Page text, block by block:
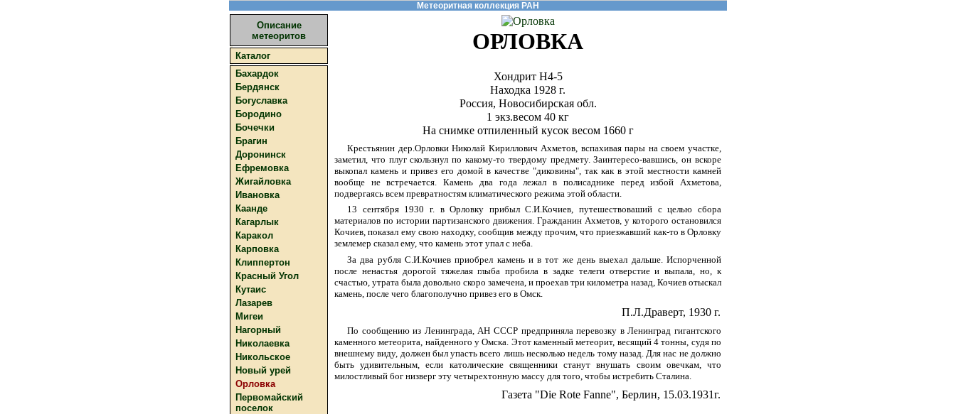
Метеоритная коллекция РАН
Описание
метеоритов
Каталог
Бахардок
Бердянск
Богуславка
Бородино
Бочечки
Брагин
Доронинск
Ефремовка
Жигайловка
Ивановка
Каанде
Кагарлык
Каракол
Карповка
Клиппертон
Красный Угол
Кутаис
Лазарев
Мигеи
Нагорный
Николаевка
Никольское
Новый урей
Орловка
Первомайский
поселок
ОРЛОВКА
Хондрит Н4-5
Находка 1928 г.
Россия, Новосибирская обл.
1 экз.весом 40 кг
На снимке отпиленный кусок весом 1660 г
Крестьянин дер.Орловки Николай Кириллович Ахметов, вспахивая пары на своем участке,
заметил, что плуг скользнул по какому-то твердому предмету. Заинтересо-вавшись, он вскоре
выкопал камень и привез его домой в качестве "диковины", так как в этой местности камней
вообще не встречается. Камень два года лежал в полисаднике перед избой Ахметова,
подвергаясь всем превратностям климатического режима этой области.
13 сентября 1930 г. в Орловку прибыл С.И.Кочиев, путешествоваший с целью сбора
материалов по истории партизанского движения. Гражданин Ахметов, у которого остановился
Кочиев, показал ему свою находку, сообщив между прочим, что приезжавший как-то в Орловку
землемер сказал ему, что камень этот упал с неба.
За два рубля С.И.Кочиев приобрел камень и в тот же день выехал дальше. Испорченной
после ненастья дорогой тяжелая глыба пробила в задке телеги отверстие и выпала, но, к
счастью, утрата была довольно скоро замечена, и проехав три километра назад, Кочиев отыскал
камень, после чего благополучно привез его в Омск.
П.Л.Драверт, 1930 г.
По сообщению из Ленинграда, АН СССР предприняла перевозку в Ленинград гигантского
каменного метеорита, найденного у Омска. Этот каменный метеорит, весящий 4 тонны, судя по
внешнему виду, должен был упасть всего лишь несколько недель тому назад. Для нас не должно
быть удивительным, если католические священники станут внушать своим овечкам, что
милостливый бог низверг эту четырехтонную массу для того, чтобы истребить Сталина.
Газета "Die Rote Fanne", Берлин, 15.03.1931г.